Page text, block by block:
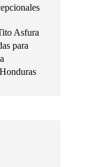
Asfura
para